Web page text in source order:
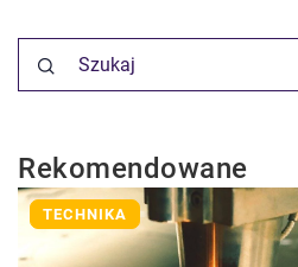
Rekomendowane
TECHNIKA